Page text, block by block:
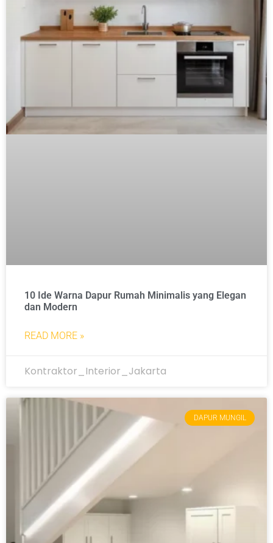
10 Ide Warna Dapur Rumah Minimalis yang Elegan
dan Modern
READ MORE »
Kontraktor_Interior_Jakarta
DAPUR MUNGIL